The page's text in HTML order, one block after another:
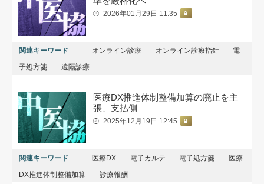
2026年01月29日 11:35
関連キーワード オンライン診療 オンライン診療指針
電
子処方箋
遠隔診療
医療DX推進体制整備加算の廃止を主
張、支払側
2025年12月19日 12:45
関連キーワード 医療DX 電子カルテ 電子処方箋
医療
DX推進体制整備加算
診療報酬